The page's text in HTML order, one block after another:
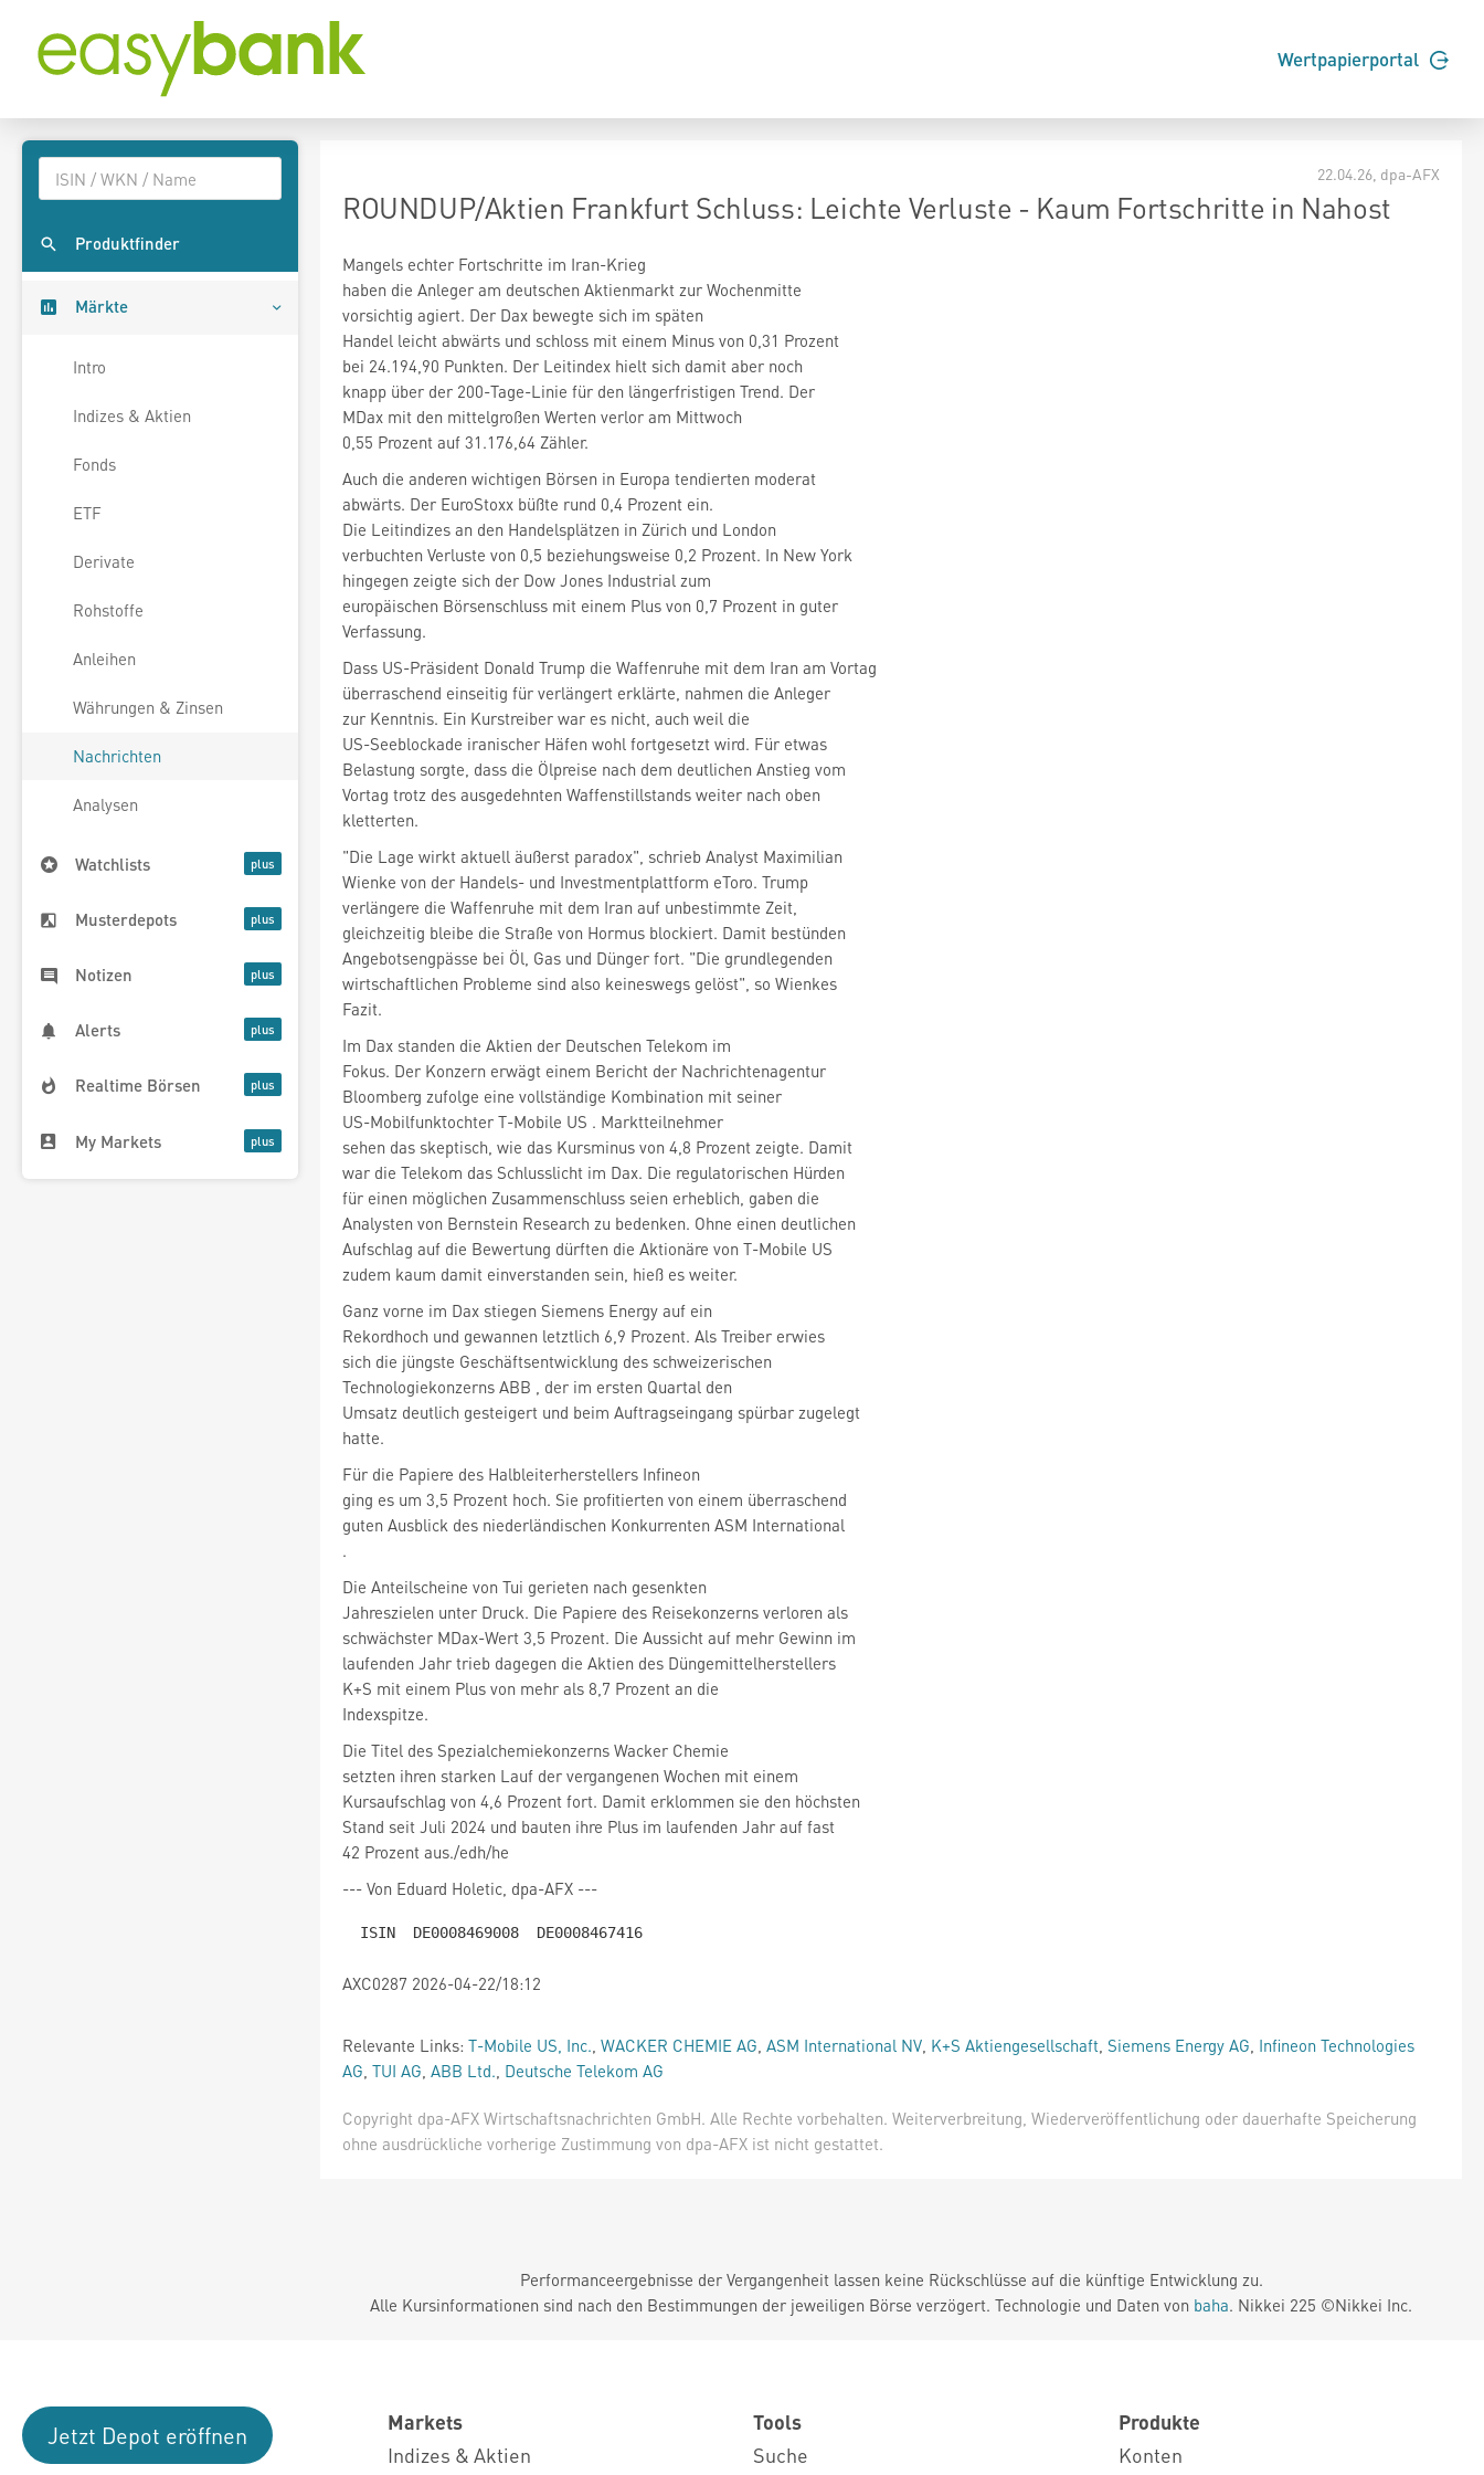
Wertpapierportal
Produktfinder
Märkte
Intro
Indizes & Aktien
Fonds
ETF
Derivate
Rohstoffe
Anleihen
Währungen & Zinsen
Nachrichten
Analysen
Watchlists
Musterdepots
Notizen
Alerts
Realtime Börsen
My Markets
22.04.26 , dpa-AFX
ROUNDUP/Aktien Frankfurt Schluss: Leichte Verluste - Kaum Fortschritte in Nahost
Mangels echter Fortschritte im Iran-Krieg
haben die Anleger am deutschen Aktienmarkt zur Wochenmitte
vorsichtig agiert. Der Dax bewegte sich im späten
Handel leicht abwärts und schloss mit einem Minus von 0,31 Prozent
bei 24.194,90 Punkten. Der Leitindex hielt sich damit aber noch
knapp über der 200-Tage-Linie für den längerfristigen Trend. Der
MDax mit den mittelgroßen Werten verlor am Mittwoch
0,55 Prozent auf 31.176,64 Zähler.
Auch die anderen wichtigen Börsen in Europa tendierten moderat
abwärts. Der EuroStoxx büßte rund 0,4 Prozent ein.
Die Leitindizes an den Handelsplätzen in Zürich und London
verbuchten Verluste von 0,5 beziehungsweise 0,2 Prozent. In New York
hingegen zeigte sich der Dow Jones Industrial zum
europäischen Börsenschluss mit einem Plus von 0,7 Prozent in guter
Verfassung.
Dass US-Präsident Donald Trump die Waffenruhe mit dem Iran am Vortag
überraschend einseitig für verlängert erklärte, nahmen die Anleger
zur Kenntnis. Ein Kurstreiber war es nicht, auch weil die
US-Seeblockade iranischer Häfen wohl fortgesetzt wird. Für etwas
Belastung sorgte, dass die Ölpreise nach dem deutlichen Anstieg vom
Vortag trotz des ausgedehnten Waffenstillstands weiter nach oben
kletterten.
"Die Lage wirkt aktuell äußerst paradox", schrieb Analyst Maximilian
Wienke von der Handels- und Investmentplattform eToro. Trump
verlängere die Waffenruhe mit dem Iran auf unbestimmte Zeit,
gleichzeitig bleibe die Straße von Hormus blockiert. Damit bestünden
Angebotsengpässe bei Öl, Gas und Dünger fort. "Die grundlegenden
wirtschaftlichen Probleme sind also keineswegs gelöst", so Wienkes
Fazit.
Im Dax standen die Aktien der Deutschen Telekom im
Fokus. Der Konzern erwägt einem Bericht der Nachrichtenagentur
Bloomberg zufolge eine vollständige Kombination mit seiner
US-Mobilfunktochter T-Mobile US . Marktteilnehmer
sehen das skeptisch, wie das Kursminus von 4,8 Prozent zeigte. Damit
war die Telekom das Schlusslicht im Dax. Die regulatorischen Hürden
für einen möglichen Zusammenschluss seien erheblich, gaben die
Analysten von Bernstein Research zu bedenken. Ohne einen deutlichen
Aufschlag auf die Bewertung dürften die Aktionäre von T-Mobile US
zudem kaum damit einverstanden sein, hieß es weiter.
Ganz vorne im Dax stiegen Siemens Energy auf ein
Rekordhoch und gewannen letztlich 6,9 Prozent. Als Treiber erwies
sich die jüngste Geschäftsentwicklung des schweizerischen
Technologiekonzerns ABB , der im ersten Quartal den
Umsatz deutlich gesteigert und beim Auftragseingang spürbar zugelegt
hatte.
Für die Papiere des Halbleiterherstellers Infineon
ging es um 3,5 Prozent hoch. Sie profitierten von einem überraschend
.
Die Anteilscheine von Tui gerieten nach gesenkten
Jahreszielen unter Druck. Die Papiere des Reisekonzerns verloren als
schwächster MDax-Wert 3,5 Prozent. Die Aussicht auf mehr Gewinn im
laufenden Jahr trieb dagegen die Aktien des Düngemittelherstellers
K+S mit einem Plus von mehr als 8,7 Prozent an die
Indexspitze.
Die Titel des Spezialchemiekonzerns Wacker Chemie
setzten ihren starken Lauf der vergangenen Wochen mit einem
Kursaufschlag von 4,6 Prozent fort. Damit erklommen sie den höchsten
Stand seit Juli 2024 und bauten ihre Plus im laufenden Jahr auf fast
42 Prozent aus./edh/he
--- Von Eduard Holetic, dpa-AFX ---
AXC0287 2026-04-22/18:12
Relevante Links: T-Mobile US, Inc., WACKER CHEMIE AG, ASM International NV, K+S Aktiengesellschaft, Siemens Energy AG, Infineon Technologies
AG, TUI AG, ABB Ltd., Deutsche Telekom AG
Copyright dpa-AFX Wirtschaftsnachrichten GmbH. Alle Rechte vorbehalten. Weiterverbreitung, Wiederveröffentlichung oder dauerhafte Speicherung
ohne ausdrückliche vorherige Zustimmung von dpa-AFX ist nicht gestattet.
Performanceergebnisse der Vergangenheit lassen keine Rückschlüsse auf die künftige Entwicklung zu.
Alle Kursinformationen sind nach den Bestimmungen der jeweiligen Börse verzögert. Technologie und Daten von baha. Nikkei 225 ©Nikkei Inc.
Jetzt Depot eröffnen
Markets
Indizes & Aktien
Tools
Suche
Produkte
Konten